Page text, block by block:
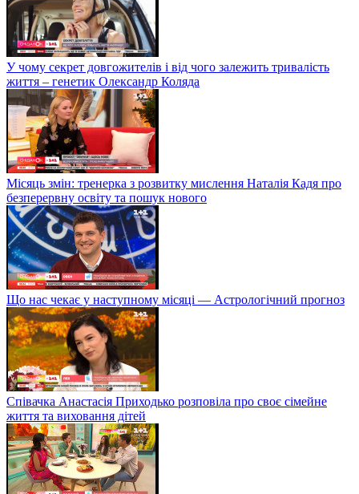
У чому секрет довгожителів і від чого залежить тривалість
життя – генетик Олександр Коляда
Місяць змін: тренерка з розвитку мислення Наталія Кадя про
безперервну освіту та пошук нового
Що нас чекає у наступному місяці — Астрологічний прогноз
Співачка Анастасія Приходько розповіла про своє сімейне
життя та виховання дітей